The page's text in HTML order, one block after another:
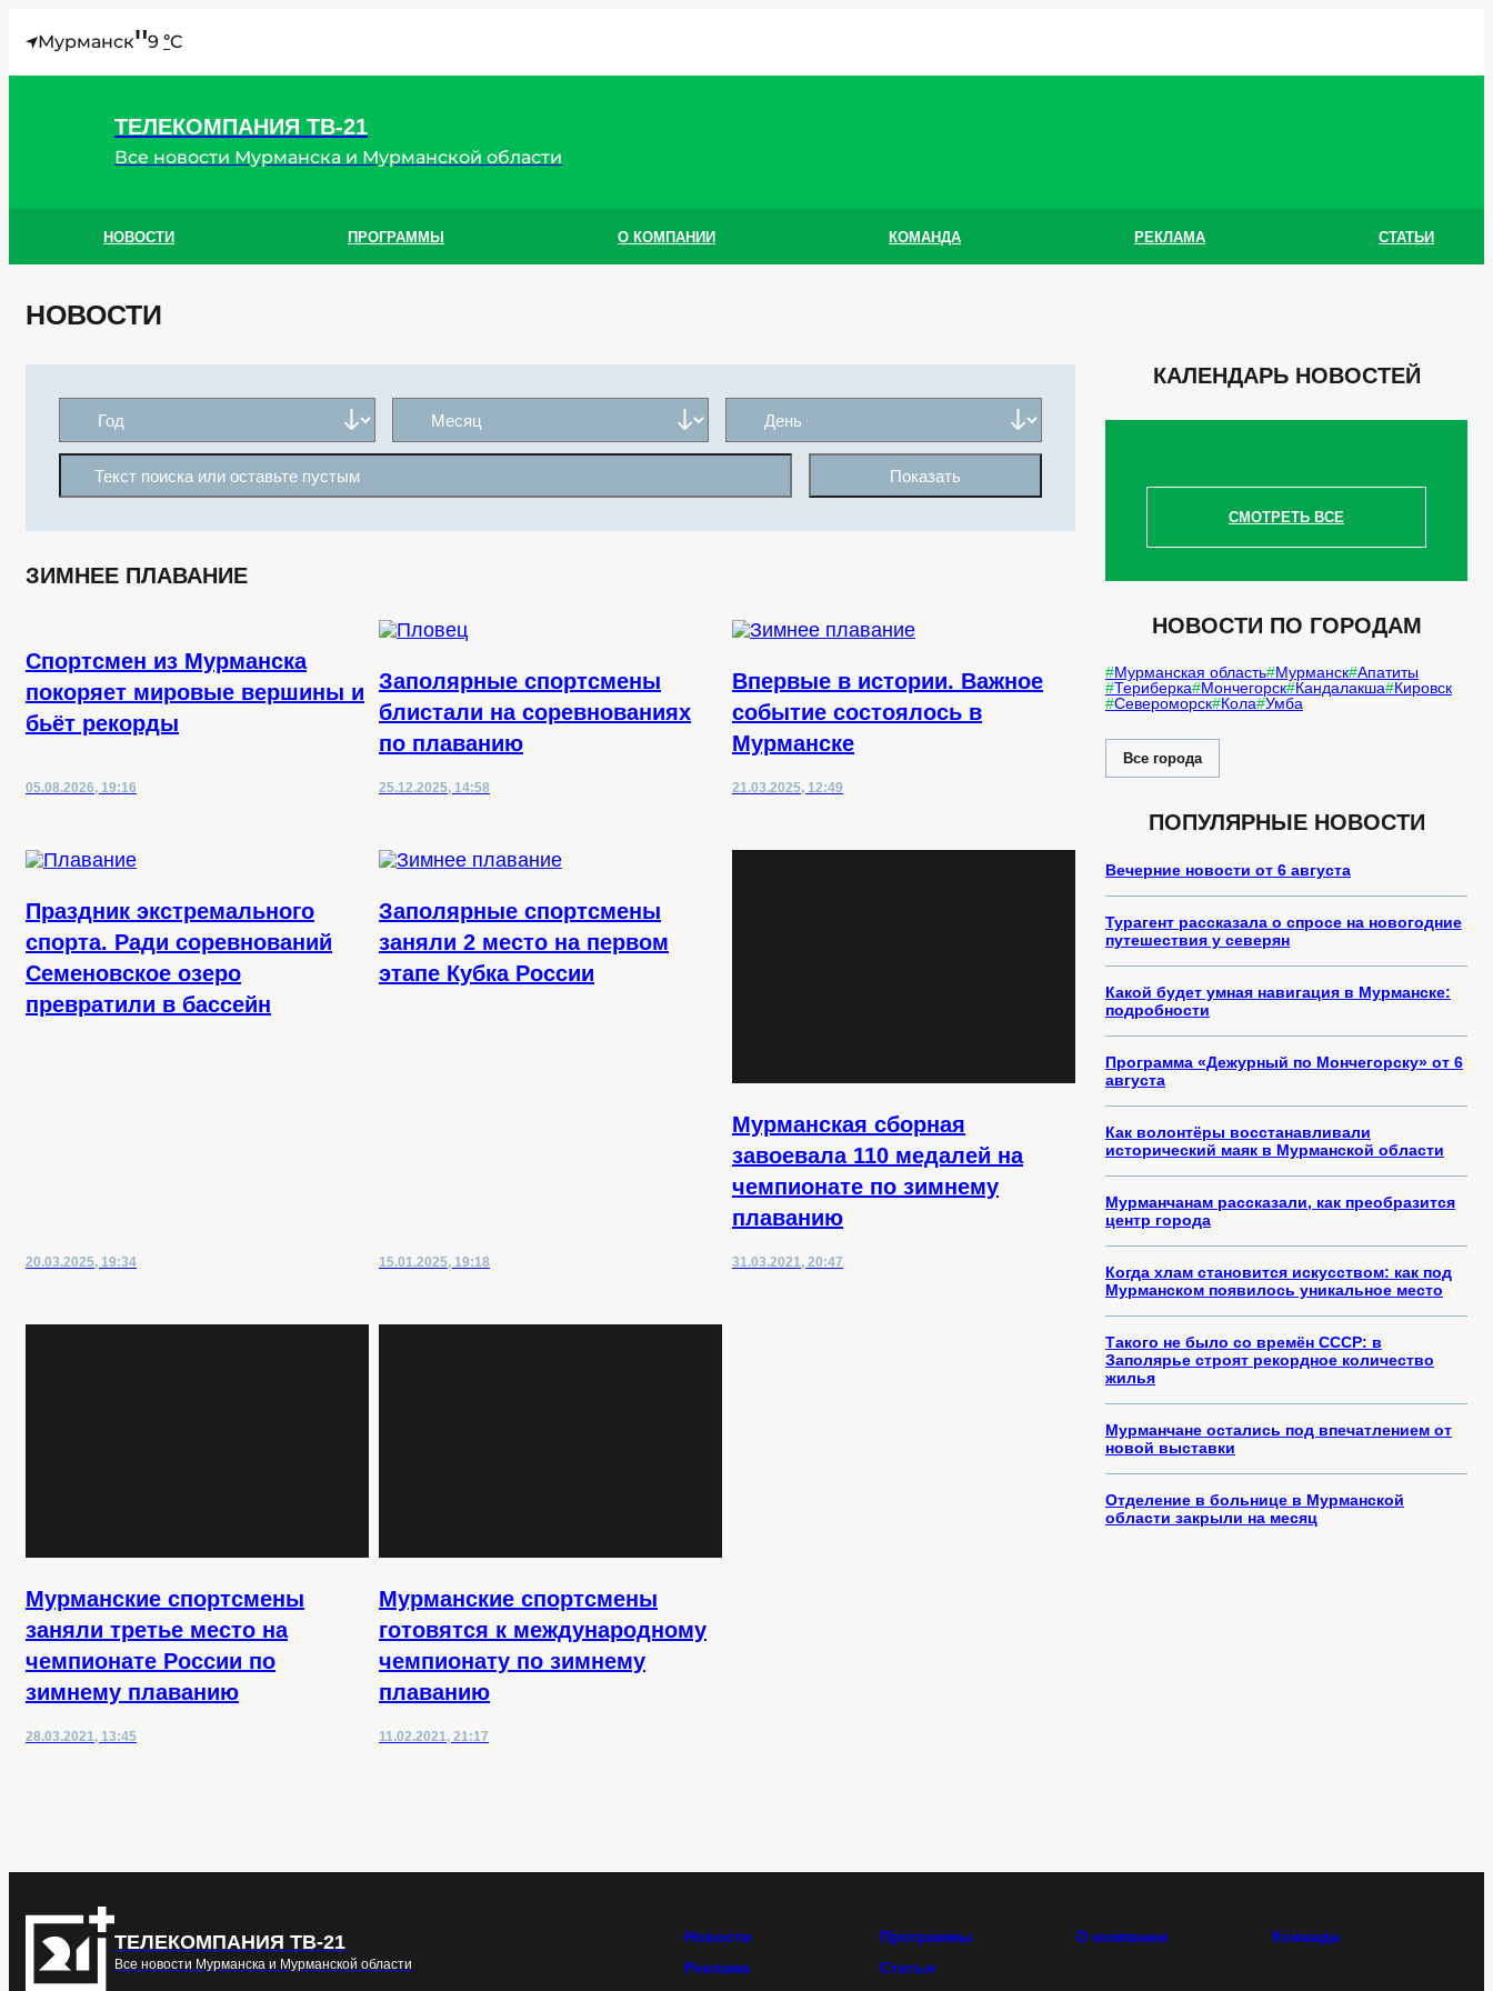
Мурманск"9 °C
ТЕЛЕКОМПАНИЯ ТВ-21
Все новости Мурманска и Мурманской области
НОВОСТИ ПРОГРАММЫ О КОМПАНИИ КОМАНДА РЕКЛАМА СТАТЬИ
НОВОСТИ
Показать
ЗИМНЕЕ ПЛАВАНИЕ
Спортсмен из Мурманска
покоряет мировые вершины и
бьёт рекорды
05.08.2026, 19:16
Заполярные спортсмены
блистали на соревнованиях
по плаванию
25.12.2025, 14:58
Впервые в истории. Важное
событие состоялось в
Мурманске
21.03.2025, 12:49
Праздник экстремального
спорта. Ради соревнований
Семеновское озеро
превратили в бассейн
20.03.2025, 19:34
Заполярные спортсмены
заняли 2 место на первом
этапе Кубка России
15.01.2025, 19:18
Мурманская сборная
завоевала 110 медалей на
чемпионате по зимнему
плаванию
31.03.2021, 20:47
Мурманские спортсмены
заняли третье место на
чемпионате России по
зимнему плаванию
28.03.2021, 13:45
Мурманские спортсмены
готовятся к международному
чемпионату по зимнему
плаванию
11.02.2021, 21:17
КАЛЕНДАРЬ НОВОСТЕЙ
СМОТРЕТЬ ВСЕ
НОВОСТИ ПО ГОРОДАМ
Мурманская область Мурманск Апатиты
Териберка
Мончегорск Кандалакша
Кировск
Североморск Кола Умба
Все города
ПОПУЛЯРНЫЕ НОВОСТИ
Вечерние новости от 6 августа
Турагент рассказала о спросе на новогодние
путешествия у северян
Какой будет умная навигация в Мурманске:
подробности
Программа «Дежурный по Мончегорску» от 6
августа
Как волонтёры восстанавливали
исторический маяк в Мурманской области
Мурманчанам рассказали, как преобразится
центр города
Когда хлам становится искусством: как под
Мурманском появилось уникальное место
Такого не было со времён СССР: в
Заполярье строят рекордное количество
жилья
Мурманчане остались под впечатлением от
новой выставки
Отделение в больнице в Мурманской
области закрыли на месяц
ТЕЛЕКОМПАНИЯ ТВ-21
Все новости Мурманска и Мурманской области
Новости Программы О компании
Команда
Реклама
Статьи